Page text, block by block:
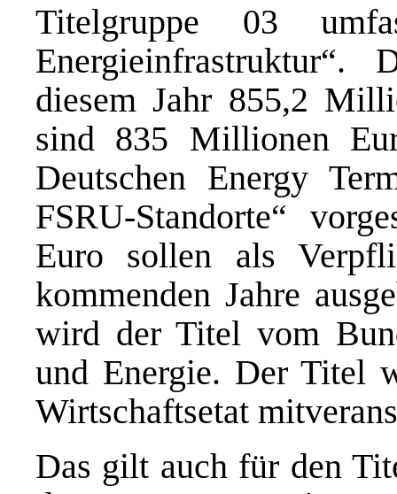
Titelgruppe 03
diesem Jahr 855,2
sind 835 Millionen
Deutschen Energy
FSRU-Standorte“
Euro sollen als
kommenden Jahre
wird der Titel vom
und Energie. Der Titel
Wirtschaftsetat
Das gilt auch für den